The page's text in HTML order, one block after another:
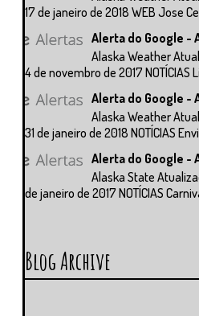
17 de janeiro de 2018 WEB Jose
Alerta do Google -
Alaska Weather
4 de novembro de 2017 NOTÍCIAS
Alerta do Google -
Alaska Weather
31 de janeiro de 2018 NOTÍCIAS
Alerta do Google -
Alaska State
de janeiro de 2017 NOTÍCIAS
Blog Archive